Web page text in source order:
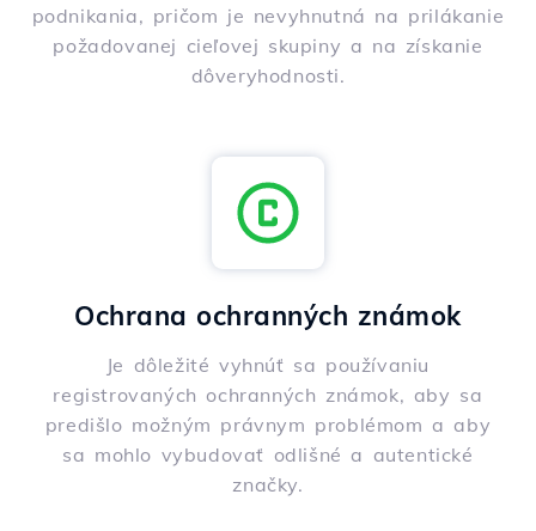
podnikania, pričom je nevyhnutná na prilákanie
požadovanej cieľovej skupiny a na získanie
dôveryhodnosti.
Ochrana ochranných známok
Je dôležité vyhnúť sa používaniu
registrovaných ochranných známok, aby sa
predišlo možným právnym problémom a aby
sa mohlo vybudovať odlišné a autentické
značky.